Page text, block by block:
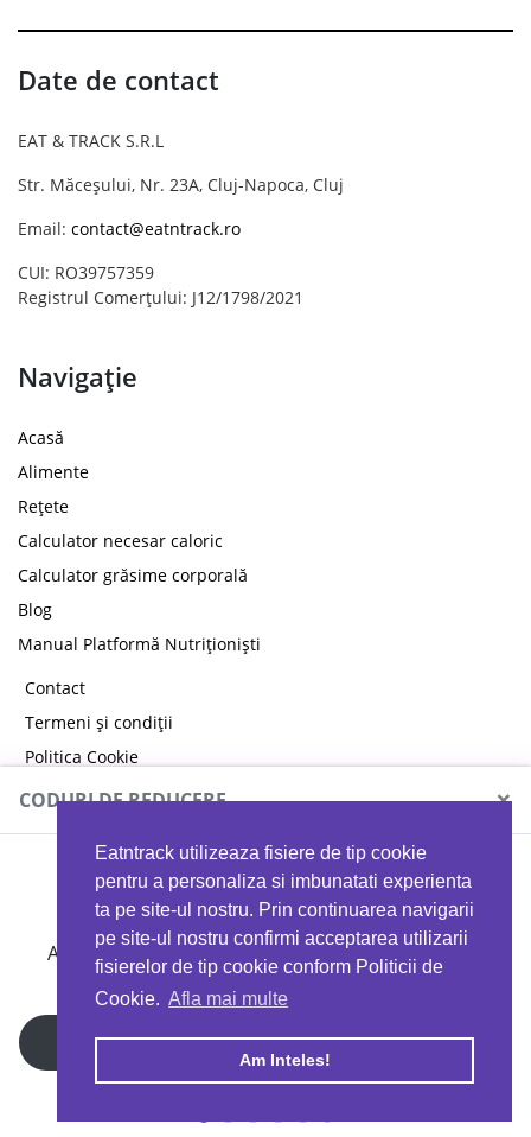
Eatntrack utilizeaza fisiere de tip cookie
pentru a personaliza si imbunatati experienta
ta pe site-ul nostru. Prin continuarea navigarii
pe site-ul nostru confirmi acceptarea utilizarii
fisierelor de tip cookie conform Politicii de
Cookie. Afla mai multe
Am Inteles!
Date de contact
EAT & TRACK S.R.L
Str. Măceșului, Nr. 23A, Cluj-Napoca, Cluj
Email: contact@eatntrack.ro
CUI: RO39757359
Registrul Comerțului: J12/1798/2021
Navigație
Acasă
Alimente
Rețete
Calculator necesar caloric
Calculator grăsime corporală
Blog
Manual Platformă Nutriționiști
Contact
Termeni și condiții
Politica Cookie
Politica de confidențialitate
Copyright © 2026 EAT & TRACK S.R.L
CODURI DE REDUCERE ×
MYPROTEIN
Ai 40%reducere la orice comandă folosind codul
EATTRACK
Profită acum